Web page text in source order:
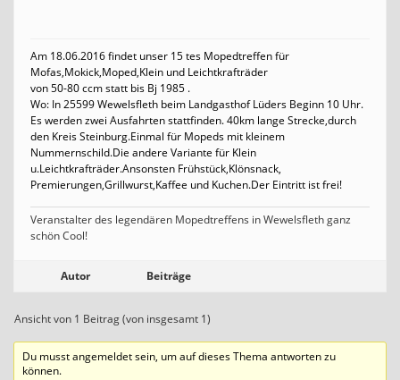
Am 18.06.2016 findet unser 15 tes Mopedtreffen für
Mofas,Mokick,Moped,Klein und Leichtkrafträder
von 50-80 ccm statt bis Bj 1985 .
Wo: In 25599 Wewelsfleth beim Landgasthof Lüders Beginn 10 Uhr.
Es werden zwei Ausfahrten stattfinden. 40km lange Strecke,durch
den Kreis Steinburg.Einmal für Mopeds mit kleinem
Nummernschild.Die andere Variante für Klein
u.Leichtkrafträder.Ansonsten Frühstück,Klönsnack,
Premierungen,Grillwurst,Kaffee und Kuchen.Der Eintritt ist frei!
Veranstalter des legendären Mopedtreffens in Wewelsfleth ganz
schön Cool!
Autor Beiträge
Ansicht von 1 Beitrag (von insgesamt 1)
Du musst angemeldet sein, um auf dieses Thema antworten zu
können.